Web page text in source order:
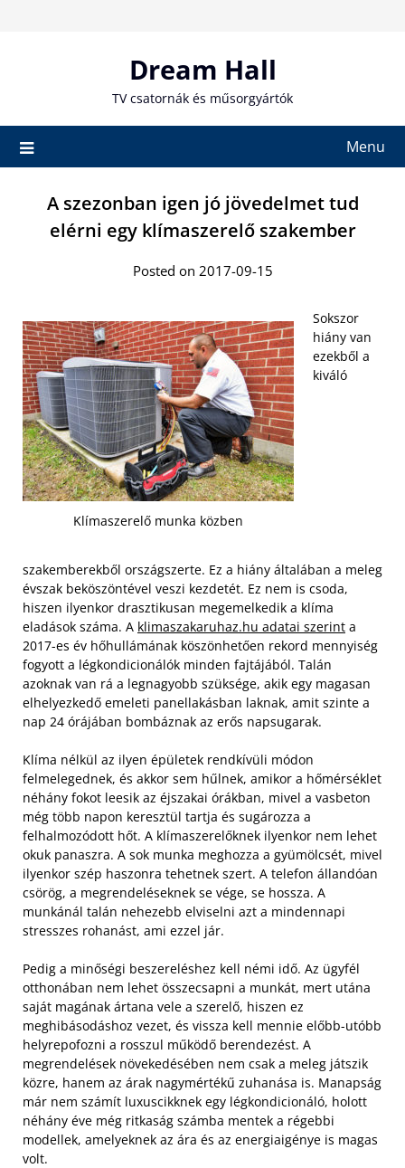
Dream Hall
TV csatornák és műsorgyártók
Menu
A szezonban igen jó jövedelmet tud
elérni egy klímaszerelő szakember
Posted on 2017-09-15
Klímaszerelő munka közben
Sokszor
hiány van
ezekből a
kiváló
szakemberekből országszerte. Ez a hiány általában a meleg
évszak beköszöntével veszi kezdetét. Ez nem is csoda,
hiszen ilyenkor drasztikusan megemelkedik a klíma
eladások száma. A klimaszakaruhaz.hu adatai szerint a
2017-es év hőhullámának köszönhetően rekord mennyiség
fogyott a légkondicionálók minden fajtájából. Talán
azoknak van rá a legnagyobb szüksége, akik egy magasan
elhelyezkedő emeleti panellakásban laknak, amit szinte a
nap 24 órájában bombáznak az erős napsugarak.
Klíma nélkül az ilyen épületek rendkívüli módon
felmelegednek, és akkor sem hűlnek, amikor a hőmérséklet
néhány fokot leesik az éjszakai órákban, mivel a vasbeton
még több napon keresztül tartja és sugározza a
felhalmozódott hőt. A klímaszerelőknek ilyenkor nem lehet
okuk panaszra. A sok munka meghozza a gyümölcsét, mivel
ilyenkor szép haszonra tehetnek szert. A telefon állandóan
csörög, a megrendeléseknek se vége, se hossza. A
munkánál talán nehezebb elviselni azt a mindennapi
stresszes rohanást, ami ezzel jár.
Pedig a minőségi beszereléshez kell némi idő. Az ügyfél
otthonában nem lehet összecsapni a munkát, mert utána
saját magának ártana vele a szerelő, hiszen ez
meghibásodáshoz vezet, és vissza kell mennie előbb-utóbb
helyrepofozni a rosszul működő berendezést. A
megrendelések növekedésében nem csak a meleg játszik
közre, hanem az árak nagymértékű zuhanása is. Manapság
már nem számít luxuscikknek egy légkondicionáló, holott
néhány éve még ritkaság számba mentek a régebbi
modellek, amelyeknek az ára és az energiaigénye is magas
volt.